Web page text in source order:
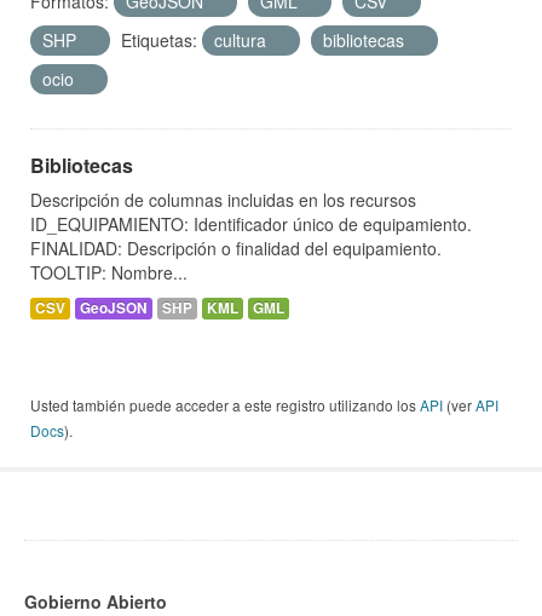
SHP
Etiquetas: cultura
bibliotecas
ocio
Bibliotecas
Descripción de columnas incluidas en los recursos
ID_EQUIPAMIENTO: Identificador único de equipamiento.
FINALIDAD: Descripción o finalidad del equipamiento.
TOOLTIP: Nombre...
CSV GeoJSON SHP KML GML
Usted también puede acceder a este registro utilizando losAPI (verAPI
Docs).
Gobierno Abierto